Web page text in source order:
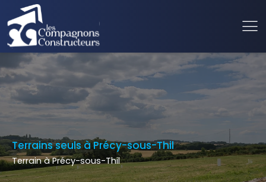
Terrains seuls à Précy-sous-Thil
Terrain à Précy-sous-Thil